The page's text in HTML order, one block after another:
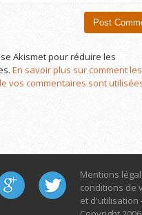
Akismet pour réduire les
En savoir plus sur comment les
vos commentaires sont
Mentions
conditions de
et d'utilisation